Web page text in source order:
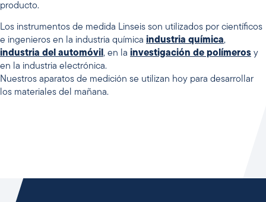
producto.
Los instrumentos de medida Linseis son utilizados por científicos
e ingenieros en la industria química industria química,
industria del automóvil, en la investigación de polímeros y
en la industria electrónica.
Nuestros aparatos de medición se utilizan hoy para desarrollar
los materiales del mañana.